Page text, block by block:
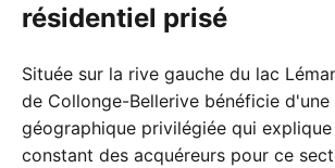
résidentiel prisé
Située sur la rive gauche du lac
de Collonge-Bellerive bénéficie
géographique privilégiée qui
constant des acquéreurs pour ce